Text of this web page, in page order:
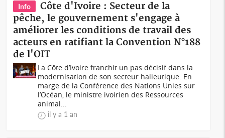
Info
Côte d'Ivoire : Secteur de la
pêche, le gouvernement s'engage à
améliorer les conditions de travail des
acteurs en ratifiant la Convention N°188
de l'OIT
La Côte d’Ivoire franchit un pas décisif dans la
modernisation de son secteur halieutique. En
marge de la Conférence des Nations Unies sur
l’Océan, le ministre ivoirien des Ressources
animal...
il y a 1 an